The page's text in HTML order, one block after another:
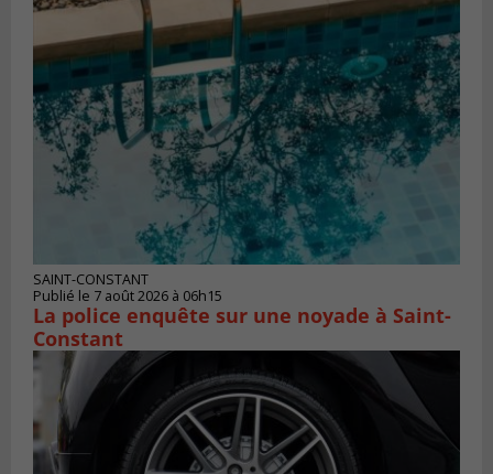
SAINT-CONSTANT
Publié le 7 août 2026 à 06h15
La police enquête sur une noyade à Saint-
Constant